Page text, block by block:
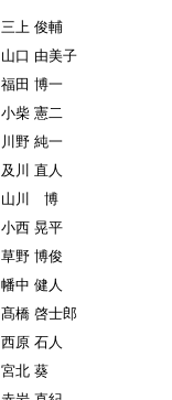
三上 俊輔
山口 由美子
福田 博一
小柴 憲二
川野 純一
及川 直人
山川 博
小西 晃平
草野 博俊
幡中 健人
髙橋 啓士郎
西原 石人
宮北 葵